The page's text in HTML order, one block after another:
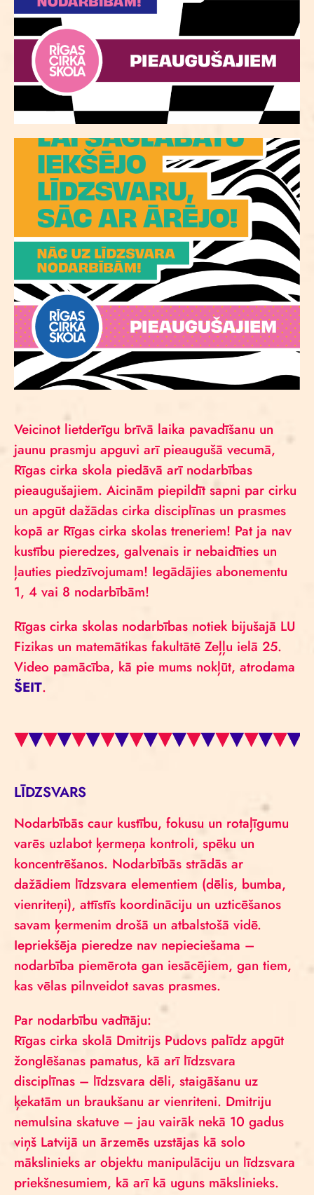
Veicinot lietderīgu brīvā laika pavadīšanu un
jaunu prasmju apguvi arī pieaugušā vecumā,
Rīgas cirka skola piedāvā arī nodarbības
pieaugušajiem. Aicinām piepildīt sapni par cirku
un apgūt dažādas cirka disciplīnas un prasmes
kopā ar Rīgas cirka skolas treneriem! Pat ja nav
kustību pieredzes, galvenais ir nebaidīties un
ļauties piedzīvojumam! Iegādājies abonementu
1, 4 vai 8 nodarbībām!
Rīgas cirka skolas nodarbības notiek bijušajā LU
Fizikas un matemātikas fakultātē Zeļļu ielā 25.
Video pamācība, kā pie mums nokļūt, atrodama
ŠEIT.
LĪDZSVARS
Nodarbībās caur kustību, fokusu un rotaļīgumu
varēs uzlabot ķermeņa kontroli, spēku un
koncentrēšanos. Nodarbībās strādās ar
dažādiem līdzsvara elementiem (dēlis, bumba,
vienriteņi), attīstīs koordināciju un uzticēšanos
savam ķermenim drošā un atbalstošā vidē.
Iepriekšēja pieredze nav nepieciešama –
nodarbība piemērota gan iesācējiem, gan tiem,
kas vēlas pilnveidot savas prasmes.
Par nodarbību vadītāju:
Rīgas cirka skolā Dmitrijs Pudovs palīdz apgūt
žonglēšanas pamatus, kā arī līdzsvara
disciplīnas – līdzsvara dēli, staigāšanu uz
ķekatām un braukšanu ar vienriteni. Dmitriju
nemulsina skatuve – jau vairāk nekā 10 gadus
viņš Latvijā un ārzemēs uzstājas kā solo
mākslinieks ar objektu manipulāciju un līdzsvara
priekšnesumiem, kā arī kā uguns mākslinieks.